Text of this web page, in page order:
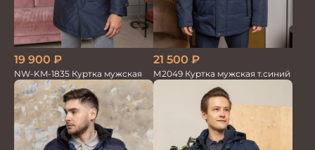
19 900 ₽
NW-KM-1835 Куртка мужская
21 500 ₽
М2049 Куртка мужская т.синий